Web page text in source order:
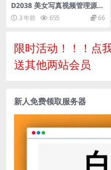
D2038 美女写真视频管理源码
最新版 带云转码+会员VIP系
统|支持一键采集+代理系统
3 年前 655 66
限时活动！！！点
送其他两站会员
新人免费领取服务器